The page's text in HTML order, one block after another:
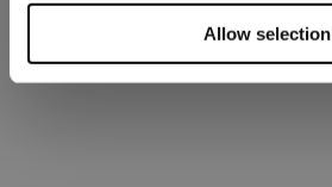
Allow selection